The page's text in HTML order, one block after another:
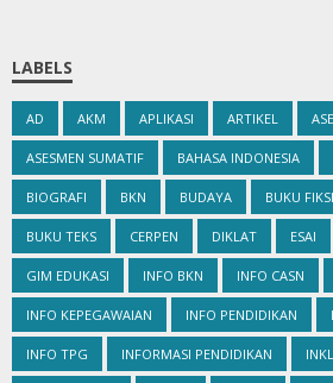
LABELS
AD AKM APLIKASI ARTIKEL
ASESMEN SUMATIF BAHASA INDONESIA
BIOGRAFI BKN BUDAYA BUKU FIKSI
BUKU TEKS CERPEN DIKLAT ESAI
GIM EDUKASI INFO BKN INFO CASN
INFO KEPEGAWAIAN INFO PENDIDIKAN
INFO TPG INFORMASI PENDIDIKAN